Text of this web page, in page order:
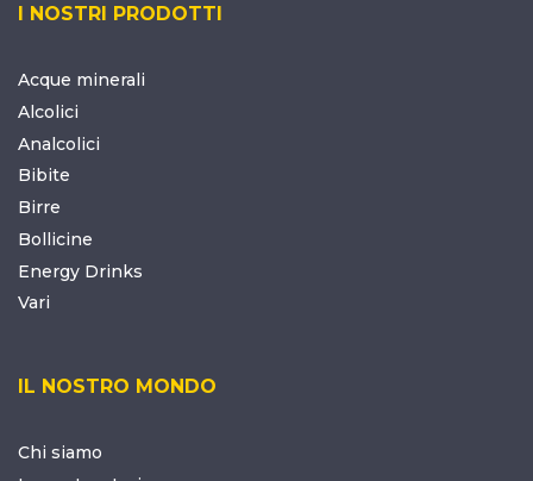
I NOSTRI PRODOTTI
Acque minerali
Alcolici
Analcolici
Bibite
Birre
Bollicine
Energy Drinks
Vari
IL NOSTRO MONDO
Chi siamo